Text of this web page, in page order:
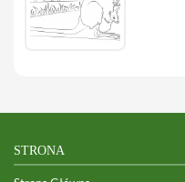
STRONA